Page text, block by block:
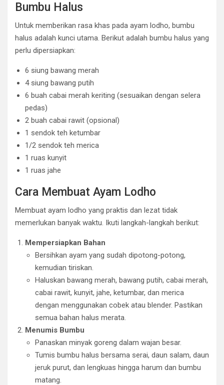
Bumbu Halus
Untuk memberikan rasa khas pada ayam lodho, bumbu
halus adalah kunci utama. Berikut adalah bumbu halus yang
perlu dipersiapkan:
6 siung bawang merah
4 siung bawang putih
6 buah cabai merah keriting (sesuaikan dengan selera
pedas)
2 buah cabai rawit (opsional)
1 sendok teh ketumbar
1/2 sendok teh merica
1 ruas kunyit
1 ruas jahe
Cara Membuat Ayam Lodho
Membuat ayam lodho yang praktis dan lezat tidak
memerlukan banyak waktu. Ikuti langkah-langkah berikut:
Mempersiapkan Bahan
Bersihkan ayam yang sudah dipotong-potong,
kemudian tiriskan.
Haluskan bawang merah, bawang putih, cabai merah,
cabai rawit, kunyit, jahe, ketumbar, dan merica
dengan menggunakan cobek atau blender. Pastikan
semua bahan halus merata.
Menumis Bumbu
Panaskan minyak goreng dalam wajan besar.
Tumis bumbu halus bersama serai, daun salam, daun
jeruk purut, dan lengkuas hingga harum dan bumbu
matang.